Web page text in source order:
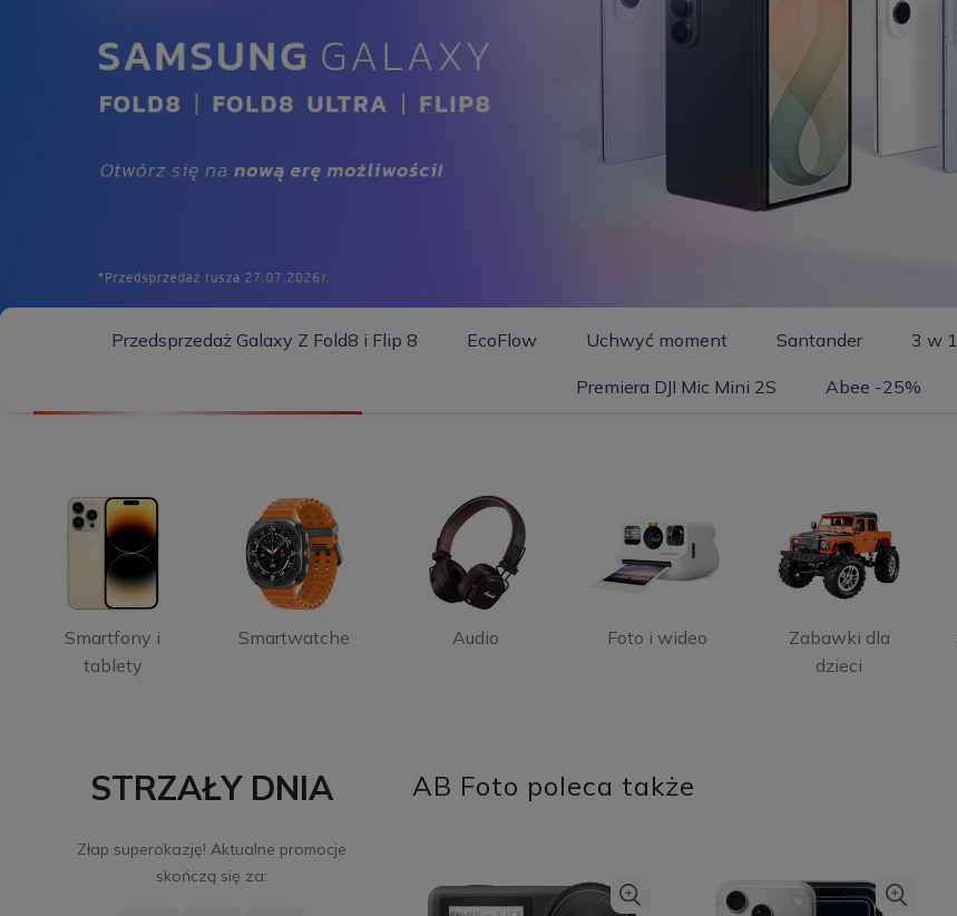
Przedsprzedaż Galaxy Z Fold8 i Flip 8 EcoFlow Uchwyć moment Santander 3 w 1
Premiera DJI Mic Mini 2S Abee -25%
Smartfony i
tablety
Smartwatche Audio Foto i wideo
Zabawki dla
dzieci
STRZAŁY DNIA
Złap superokazję! Aktualne promocje
skończą się za:
AB Foto poleca także